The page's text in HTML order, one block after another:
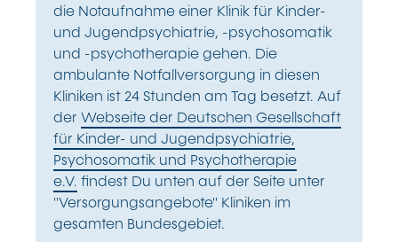
die Notaufnahme einer Klinik für Kinder-
und Jugendpsychiatrie, -psychosomatik
und -psychotherapie gehen. Die
ambulante Notfallversorgung in diesen
Kliniken ist 24 Stunden am Tag besetzt. Auf
der Webseite der Deutschen Gesellschaft
für Kinder- und Jugendpsychiatrie,
Psychosomatik und Psychotherapie
e.V. findest Du unten auf der Seite unter
"Versorgungsangebote" Kliniken im
gesamten Bundesgebiet.